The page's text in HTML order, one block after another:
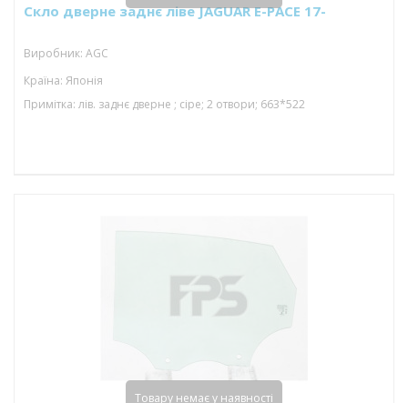
Скло дверне заднє ліве JAGUAR E-PACE 17-
Виробник: AGC
Країна: Японія
Примітка: лів. заднє дверне ; сіре; 2 отвори; 663*522
Товару немає у наявності